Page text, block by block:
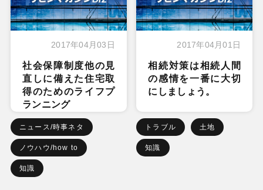
2017年04月03日
社会保障制度他の見
直しに備えた住宅取
得のためのライフプ
ランニング
ニュース/時事ネタ
ノウハウ/how to
知識
2017年04月01日
相続対策は相続人間
の感情を一番に大切
にしましょう。
トラブル 土地
知識